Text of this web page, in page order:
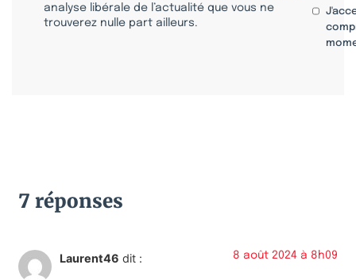
analyse libérale de l’actualité que vous ne
trouverez nulle part ailleurs.
7 réponses
Laurent46 dit : 8 août 2024 à 8h09